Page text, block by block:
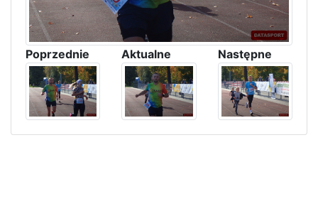
Poprzednie Aktualne Następne